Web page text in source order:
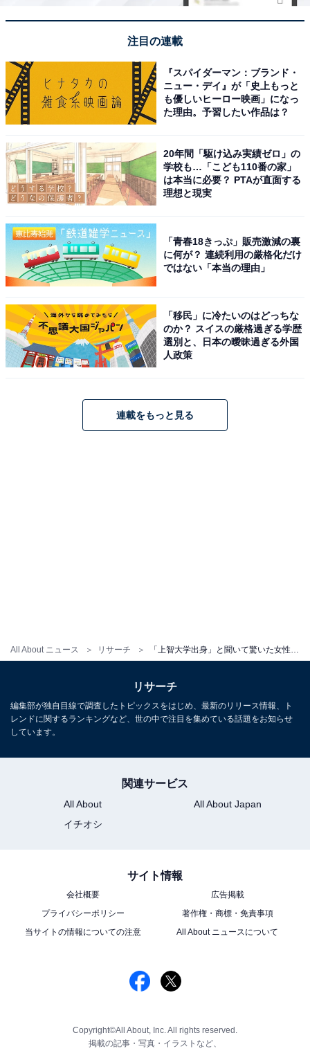
All About ニュース リサーチ
注目の連載
『スパイダーマン：ブランド・
ニュー・デイ』が「史上もっと
も優しいヒーロー映画」になっ
た理由。予習したい作品は？
20年間「駆け込み実績ゼロ」の
学校も…「こども110番の家」
は本当に必要？ PTAが直面する
理想と現実
「青春18きっぷ」販売激減の裏
に何が？ 連続利用の厳格化だけ
ではない「本当の理由」
「移民」に冷たいのはどっちな
のか？ スイスの厳格過ぎる学歴
選別と、日本の曖昧過ぎる外国
人政策
連載をもっと見る
リサーチ
編集部が独自目線で調査したトピックスをはじめ、最新のリリース情報、ト
レンドに関するランキングなど、世の中で注目を集めている話題をお知らせ
しています。
関連サービス
All About
All About Japan
イチオシ
サイト情報
会社概要
広告掲載
プライバシーポリシー
著作権・商標・免責事項
当サイトの情報についての注意
All About ニュースについて
Copyright©All About, Inc. All rights reserved.
掲載の記事・写真・イラストなど、